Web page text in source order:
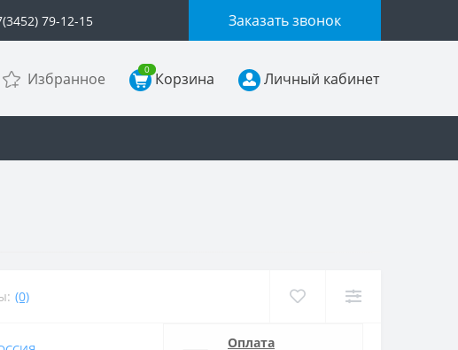
79-12-15 Заказать звонок
Избранное 0 Корзина Личный кабинет
(0)
Оплата